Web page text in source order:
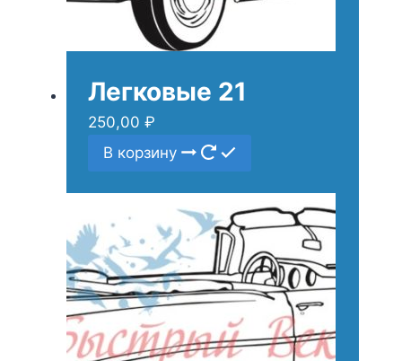
Легковые 21
250,00 ₽
В корзину